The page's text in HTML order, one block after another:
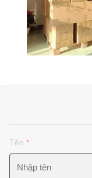
Tên *